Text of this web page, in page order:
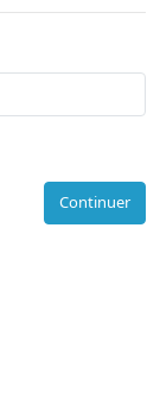
Continuer